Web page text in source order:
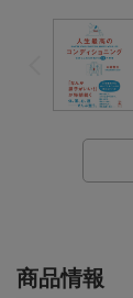
商品情報